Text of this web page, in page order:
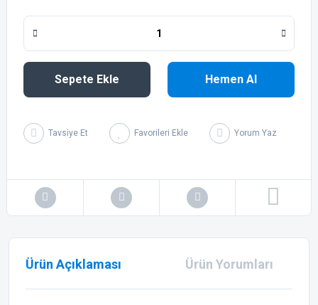
Sepete Ekle Hemen Al
Tavsiye Et Yorum Yaz
Ürün Açıklaması Ürün Yorumları